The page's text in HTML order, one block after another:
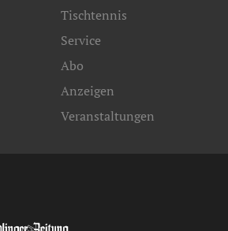
Tischtennis
Service
Abo
Anzeigen
Veranstaltungen